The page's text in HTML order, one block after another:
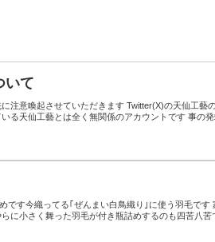
いて
注意喚起させていただきます Twitter(X)の天仙工藝
る天仙工藝とは全く無関係のアカウントです 事の
です今織ってる｢ぜんまい白鳥織り｣に使う羽毛です
に小さく舞った羽毛が付き瓶詰めするのも四苦八苦